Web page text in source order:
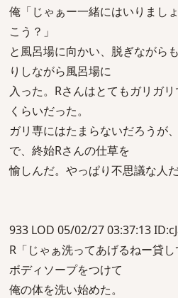
俺「じゃぁー一緒にはいりまし
こう？」
と風呂場に向かい、脱ぎながら
りしながら風呂場に
入った。Rさんはとてもガリガ
くらいだった。
ガリ専にはたまらないだろうが
で、終始Rさんの仕草を
愉しんだ。やっぱり不思議な人だ
933 LOD 05/02/27 03:37:13
R「じゃぁ洗ってあげるねー貸
ボディソープをつけて
俺の体を洗い始めた。